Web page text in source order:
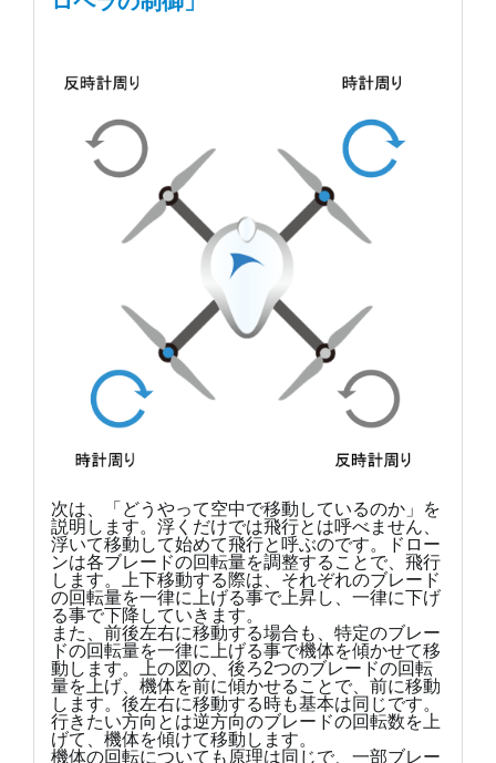
次は、「どうやって空中で移動しているのか」を
説明します。浮くだけでは飛行とは呼べません、
浮いて移動して始めて飛行と呼ぶのです。ドロー
ンは各ブレードの回転量を調整することで、飛行
します。上下移動する際は、それぞれのブレード
の回転量を一律に上げる事で上昇し、一律に下げ
る事で下降していきます。
また、前後左右に移動する場合も、特定のブレー
ドの回転量を一律に上げる事で機体を傾かせて移
動します。上の図の、後ろ2つのブレードの回転
量を上げ、機体を前に傾かせることで、前に移動
します。後左右に移動する時も基本は同じです。
行きたい方向とは逆方向のブレードの回転数を上
げて、機体を傾けて移動します。
機体の回転についても原理は同じで、一部ブレー